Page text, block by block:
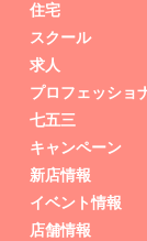
住宅
スクール
求人
プロフェッショ
七五三
キャンペーン
新店情報
イベント情報
店舗情報